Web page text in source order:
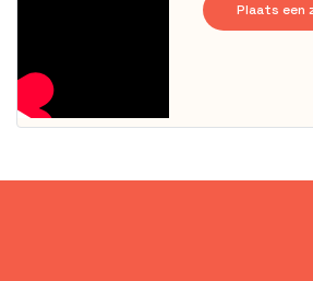
Plaats een